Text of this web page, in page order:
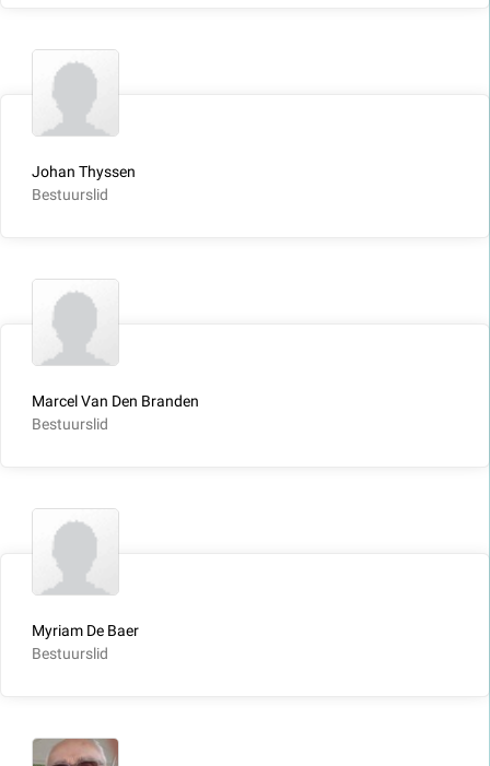
Johan Thyssen
Bestuurslid
Marcel Van Den Branden
Bestuurslid
Myriam De Baer
Bestuurslid